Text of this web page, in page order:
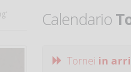
Calendario
Tornei in